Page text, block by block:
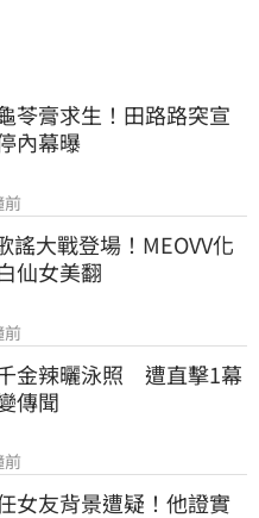
苓膏求生！田路路突宣
內幕曝
前
謠大戰登場！MEOVV化
仙女美翻
前
金辣曬泳照　遭直擊1幕
傳聞
前
女友背景遭疑！他證實